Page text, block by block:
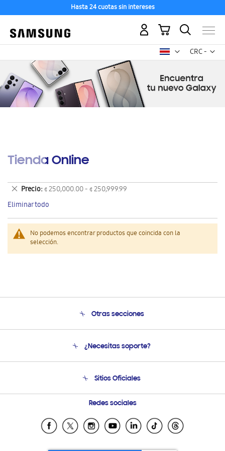
Hasta 24 cuotas sin intereses
CRC -
colón
Mi carrito
Tienda Online
No podemos encontrar productos que coincida con la
selección.
Precio ¢ 250,000.00 - ¢ 250,999.99
Eliminar
este
artículo
Eliminar todo
Otras secciones
Soporte
Seguimiento de tu pedido
Condiciones de Compra
¿Necesitas soporte?
Soporte vía eMail
Preguntas Frecuentes
Sitios Oficiales
Samsung Costa Rica
Samsung Ecuador
Samsung El Salvador
Samsung Guatemala
Redes sociales